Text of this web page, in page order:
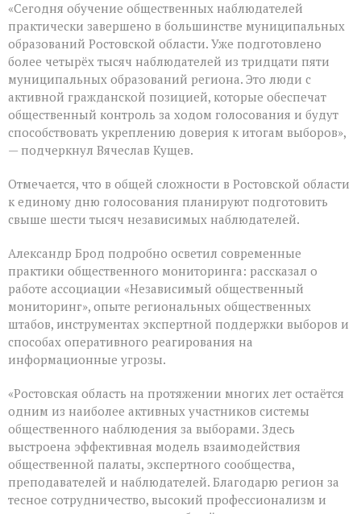
«Сегодня обучение общественных наблюдателей
практически завершено в большинстве муниципальных
образований Ростовской области. Уже подготовлено
более четырёх тысяч наблюдателей из тридцати пяти
муниципальных образований региона. Это люди с
активной гражданской позицией, которые обеспечат
общественный контроль за ходом голосования и будут
способствовать укреплению доверия к итогам выборов»,
— подчеркнул Вячеслав Кущев.
Отмечается, что в общей сложности в Ростовской области
к единому дню голосования планируют подготовить
свыше шести тысяч независимых наблюдателей.
Александр Брод подробно осветил современные
практики общественного мониторинга: рассказал о
работе ассоциации «Независимый общественный
мониторинг», опыте региональных общественных
штабов, инструментах экспертной поддержки выборов и
способах оперативного реагирования на
информационные угрозы.
«Ростовская область на протяжении многих лет остаётся
одним из наиболее активных участников системы
общественного наблюдения за выборами. Здесь
выстроена эффективная модель взаимодействия
общественной палаты, экспертного сообщества,
преподавателей и наблюдателей. Благодарю регион за
тесное сотрудничество, высокий профессионализм и